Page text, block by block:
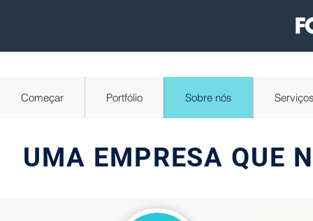
UMA EMPRESA QUE
Começar Portfólio Sobre nós